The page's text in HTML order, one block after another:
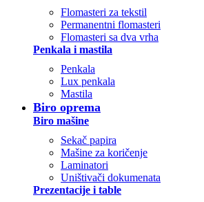
Flomasteri za tekstil
Permanentni flomasteri
Flomasteri sa dva vrha
Penkala i mastila
Penkala
Lux penkala
Mastila
Biro oprema
Biro mašine
Sekač papira
Mašine za koričenje
Laminatori
Uništivači dokumenata
Prezentacije i table